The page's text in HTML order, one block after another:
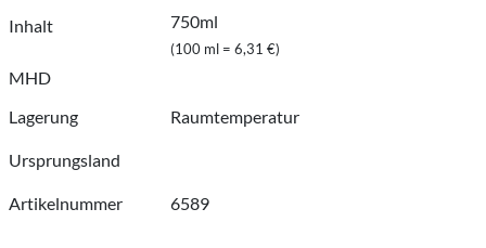
Inhalt 750ml
(100 ml = 6,31 €)
MHD
Lagerung
Raumtemperatur
Ursprungsland
Artikelnummer 6589